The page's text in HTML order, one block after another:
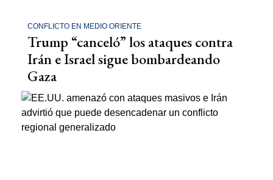
CONFLICTO EN MEDIO ORIENTE
Trump “canceló” los ataques contra
Irán e Israel sigue bombardeando
Gaza